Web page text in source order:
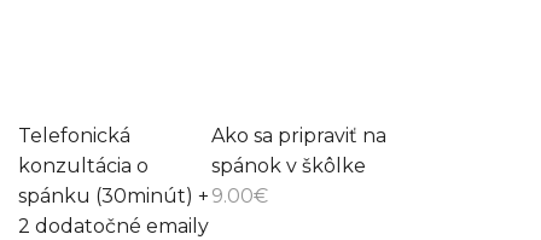
Telefonická
konzultácia o
spánku (30minút) +
2 dodatočné emaily
Ako sa pripraviť na
spánok v škôlke
9.00€